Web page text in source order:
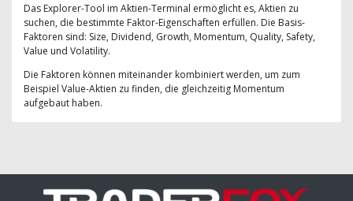
Das Explorer-Tool im Aktien-Terminal ermöglicht es, Aktien zu
suchen, die bestimmte Faktor-Eigenschaften erfüllen. Die Basis-
Faktoren sind: Size, Dividend, Growth, Momentum, Quality, Safety,
Value und Volatility.
Die Faktoren können miteinander kombiniert werden, um zum
Beispiel Value-Aktien zu finden, die gleichzeitig Momentum
aufgebaut haben.